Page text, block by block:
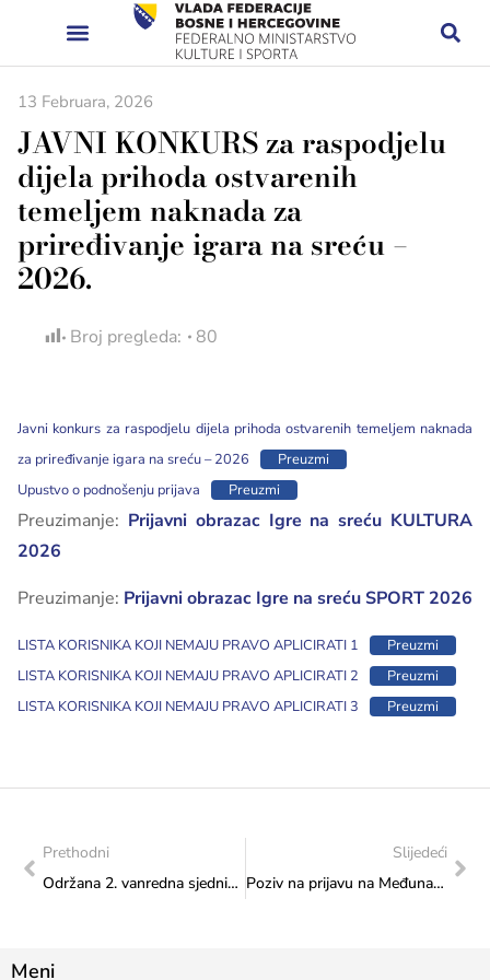
13 Februara, 2026
JAVNI KONKURS za raspodjelu
dijela prihoda ostvarenih
temeljem naknada za
priređivanje igara na sreću –
2026.
Broj pregleda: 80
Javni konkurs za raspodjelu dijela prihoda ostvarenih temeljem naknada
za priređivanje igara na sreću – 2026
Preuzmi
Upustvo o podnošenju prijava
Preuzmi
Preuzimanje: Prijavni obrazac Igre na sreću KULTURA
2026
Preuzimanje: Prijavni obrazac Igre na sreću SPORT 2026
LISTA KORISNIKA KOJI NEMAJU PRAVO APLICIRATI 1
Preuzmi
LISTA KORISNIKA KOJI NEMAJU PRAVO APLICIRATI 2
Preuzmi
LISTA KORISNIKA KOJI NEMAJU PRAVO APLICIRATI 3
Preuzmi
Prethodni
Održana 2. vanredna sjednica Upravnog odbora Fondacije za muzičke, scenske i likovne umjetnosti
Slijedeći
Poziv na prijavu na Međunarodne stipendijske programe za istraživanje „JSPS“ u Japanu za 2026. godinu.
Meni